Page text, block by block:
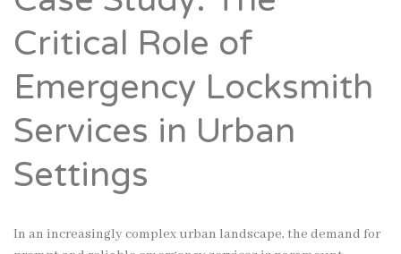
Critical Role of
Emergency Locksmith
Services in Urban
Settings
In an increasingly complex urban landscape, the demand for